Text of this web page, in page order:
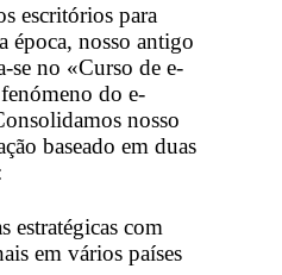
escritórios para
época, nosso antigo
se no «Curso de e-
do e-
nosso
baseado em duas
estratégicas com
em vários países